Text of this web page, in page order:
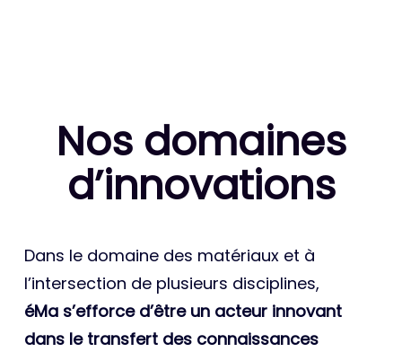
Nos domaines
d’innovations
Dans le domaine des matériaux et à
l’intersection de plusieurs disciplines,
éMa s’efforce d’être un acteur innovant
dans le transfert des connaissances